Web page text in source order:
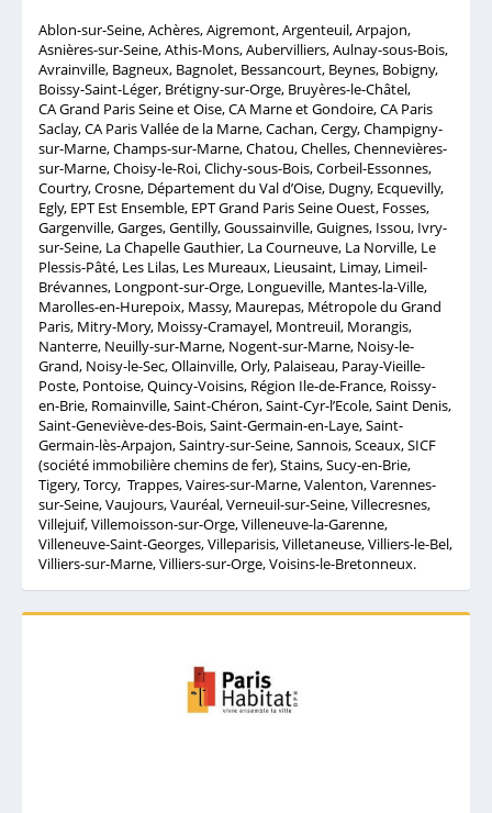
Ablon-sur-Seine, Achères, Aigremont, Argenteuil, Arpajon,
Asnières-sur-Seine, Athis-Mons, Aubervilliers, Aulnay-sous-Bois,
Avrainville, Bagneux, Bagnolet, Bessancourt, Beynes, Bobigny,
Boissy-Saint-Léger, Brétigny-sur-Orge, Bruyères-le-Châtel,
CA Grand Paris Seine et Oise, CA Marne et Gondoire, CA Paris
Saclay, CA Paris Vallée de la Marne, Cachan, Cergy, Champigny-
sur-Marne, Champs-sur-Marne, Chatou, Chelles, Chennevières-
sur-Marne, Choisy-le-Roi, Clichy-sous-Bois, Corbeil-Essonnes,
Courtry, Crosne, Département du Val d’Oise, Dugny, Ecquevilly,
Egly, EPT Est Ensemble, EPT Grand Paris Seine Ouest, Fosses,
Gargenville, Garges, Gentilly, Goussainville, Guignes, Issou, Ivry-
sur-Seine, La Chapelle Gauthier, La Courneuve, La Norville, Le
Plessis-Pâté, Les Lilas, Les Mureaux, Lieusaint, Limay, Limeil-
Brévannes, Longpont-sur-Orge, Longueville, Mantes-la-Ville,
Marolles-en-Hurepoix, Massy, Maurepas, Métropole du Grand
Paris, Mitry-Mory, Moissy-Cramayel, Montreuil, Morangis,
Nanterre, Neuilly-sur-Marne, Nogent-sur-Marne, Noisy-le-
Grand, Noisy-le-Sec, Ollainville, Orly, Palaiseau, Paray-Vieille-
Poste, Pontoise, Quincy-Voisins, Région Ile-de-France, Roissy-
en-Brie, Romainville, Saint-Chéron, Saint-Cyr-l’Ecole, Saint Denis,
Saint-Geneviève-des-Bois, Saint-Germain-en-Laye, Saint-
Germain-lès-Arpajon, Saintry-sur-Seine, Sannois, Sceaux, SICF
(société immobilière chemins de fer), Stains, Sucy-en-Brie,
Tigery, Torcy, Trappes, Vaires-sur-Marne, Valenton, Varennes-
sur-Seine, Vaujours, Vauréal, Verneuil-sur-Seine, Villecresnes,
Villejuif, Villemoisson-sur-Orge, Villeneuve-la-Garenne,
Villeneuve-Saint-Georges, Villeparisis, Villetaneuse, Villiers-le-Bel,
Villiers-sur-Marne, Villiers-sur-Orge, Voisins-le-Bretonneux.